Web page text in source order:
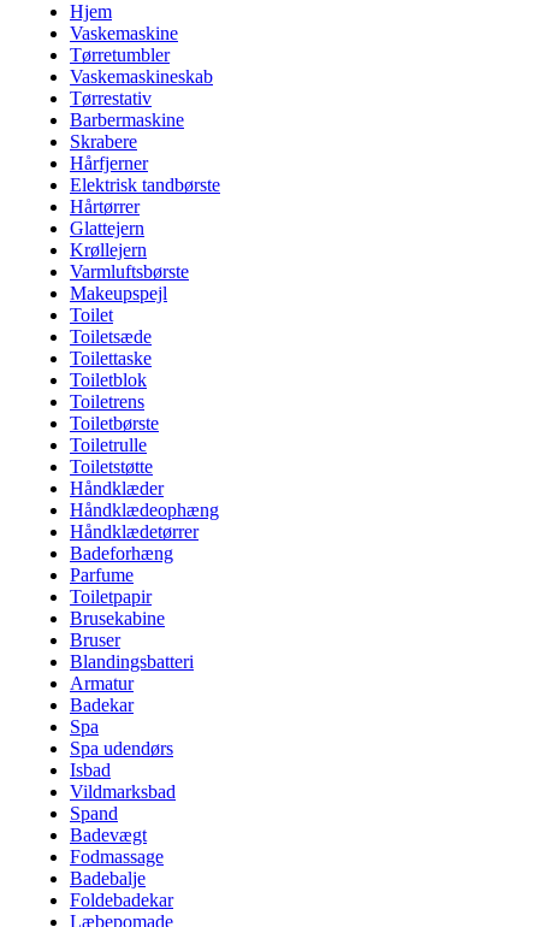
Hjem
Vaskemaskine
Tørretumbler
Vaskemaskineskab
Tørrestativ
Barbermaskine
Skrabere
Hårfjerner
Elektrisk tandbørste
Hårtørrer
Glattejern
Krøllejern
Varmluftsbørste
Makeupspejl
Toilet
Toiletsæde
Toilettaske
Toiletblok
Toiletrens
Toiletbørste
Toiletrulle
Toiletstøtte
Håndklæder
Håndklædeophæng
Håndklædetørrer
Badeforhæng
Parfume
Toiletpapir
Brusekabine
Bruser
Blandingsbatteri
Armatur
Badekar
Spa
Spa udendørs
Isbad
Vildmarksbad
Spand
Badevægt
Fodmassage
Badebalje
Foldebadekar
Læbepomade